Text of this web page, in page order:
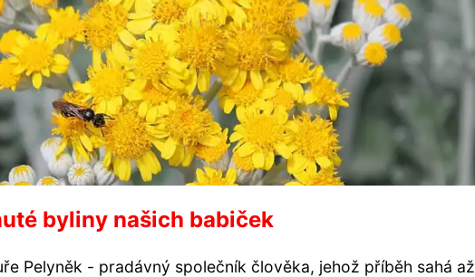
byliny našich babiček
Pelyněk - pradávný společník člověka, jehož příběh sahá až